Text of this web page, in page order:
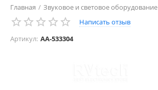
Главная / Звуковое и световое оборудование
Написать отзыв
Артикул: AA-533304